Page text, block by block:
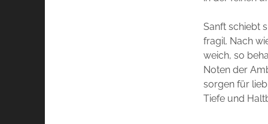
Sanft schiebt
fragil. Nach
weich, so
Noten der
sorgen für
Tiefe und